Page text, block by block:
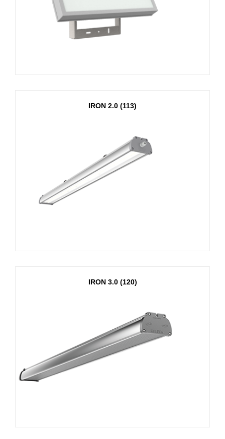
IRON 2.0 (113)
IRON 3.0 (120)